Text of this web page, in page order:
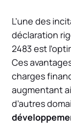
L’une des
déclaration
2483 est
Ces
charges
augmentant
d’autres